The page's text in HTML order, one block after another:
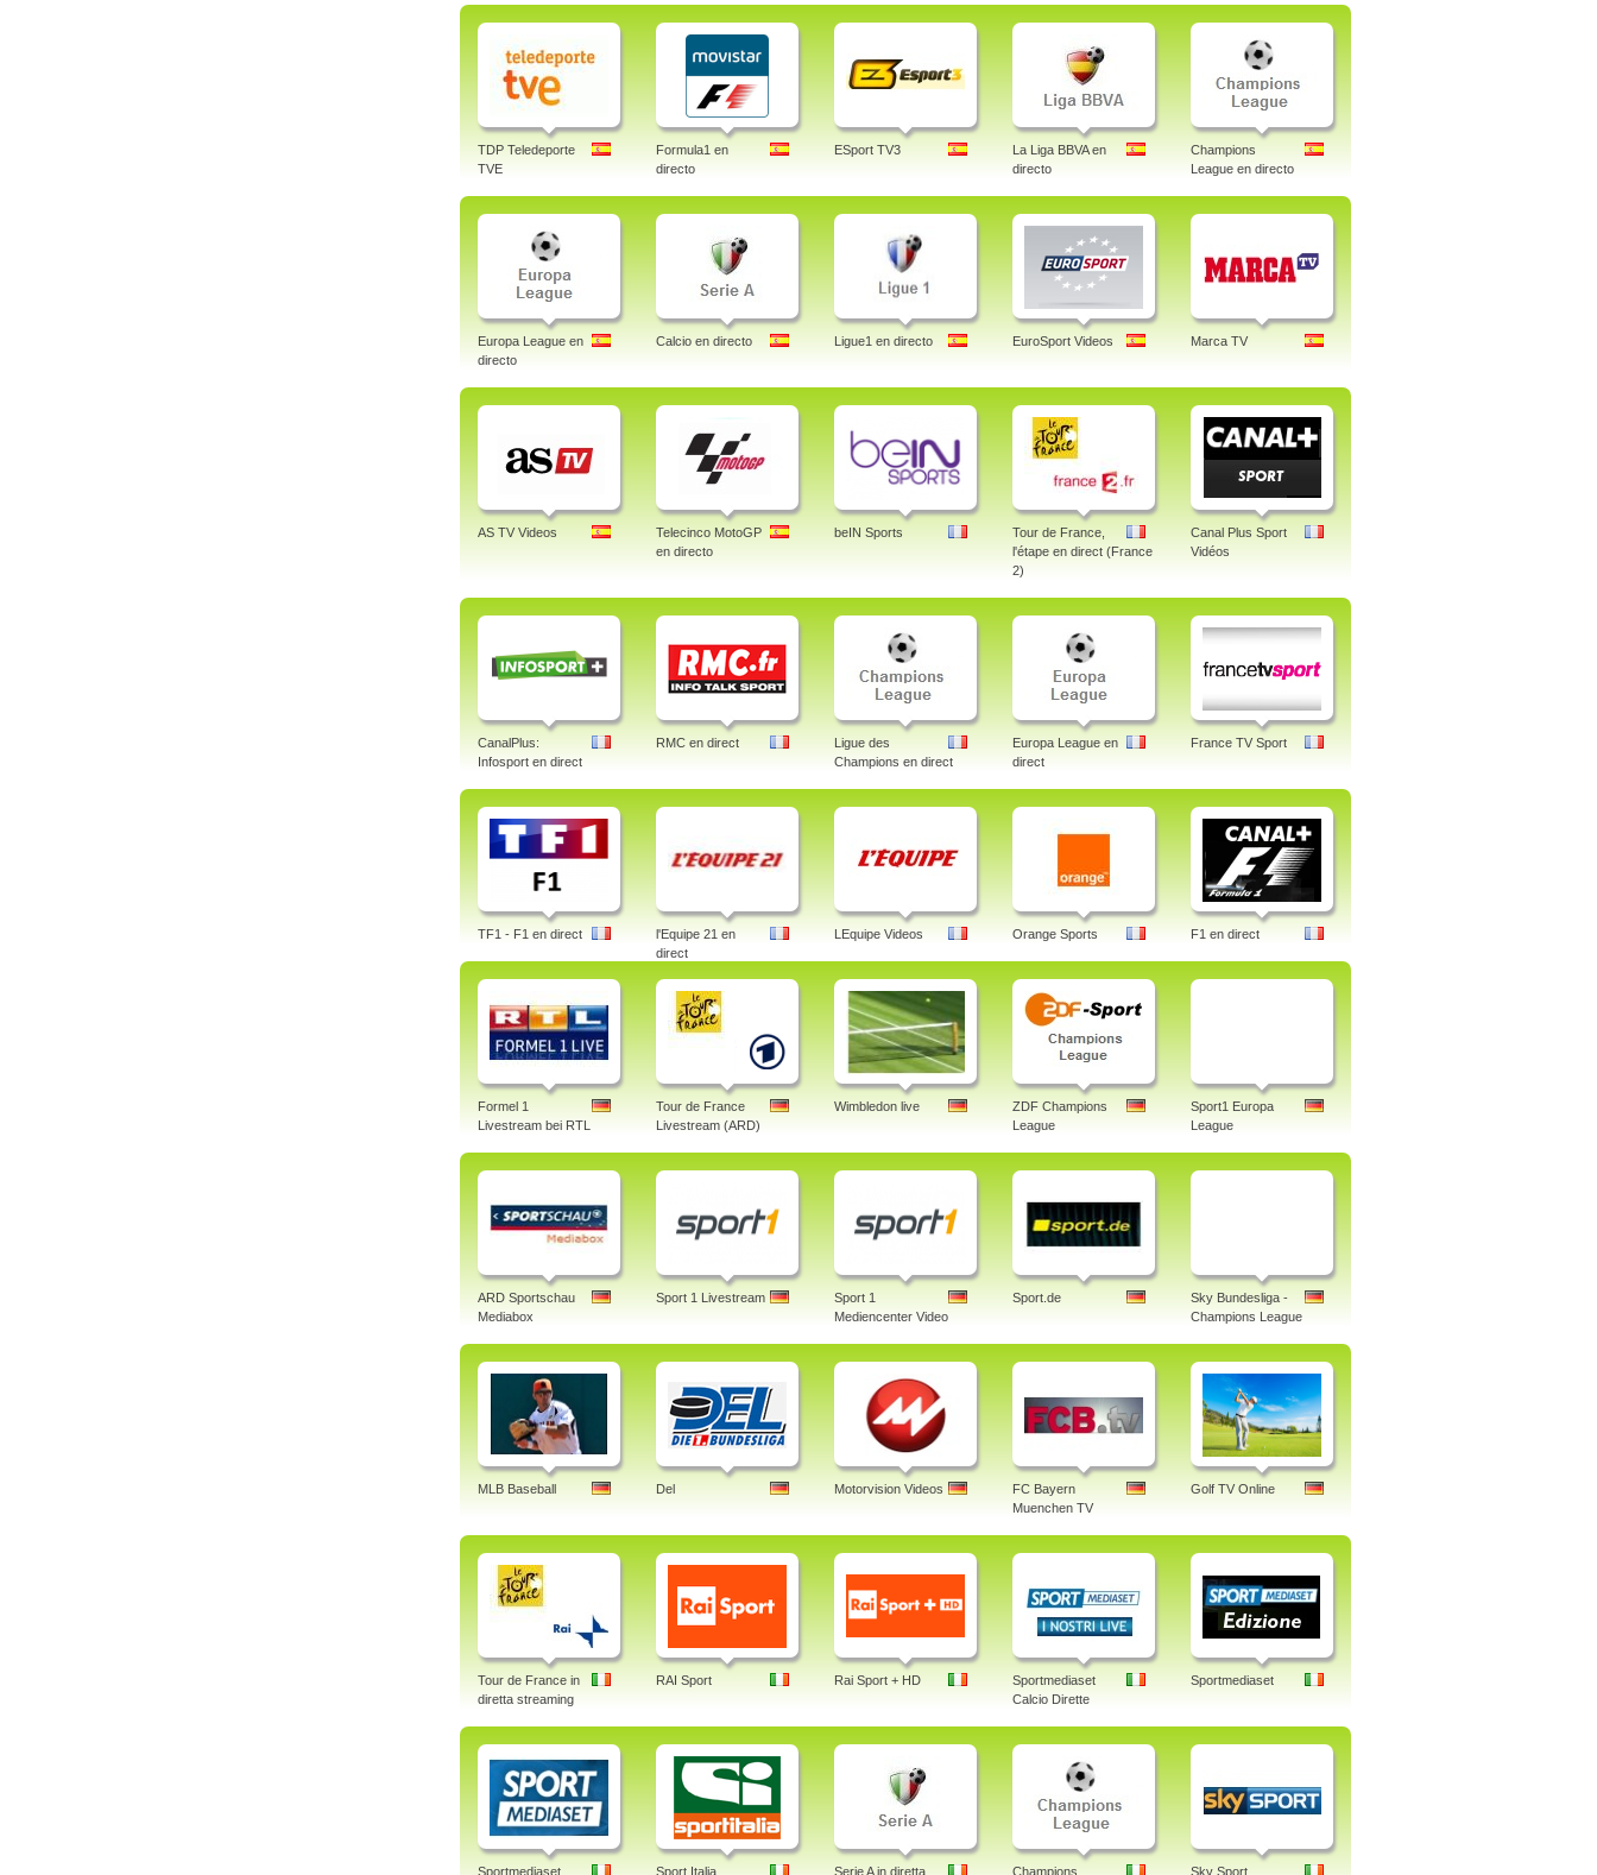
TDP Teledeporte
TVE
Formula1 en
directo
ESport TV3
La Liga BBVA en
directo
Champions
League en directo
Europa League en
directo
Calcio en directo Ligue1 en directo EuroSport Videos Marca TV
AS TV Videos
Telecinco MotoGP
en directo
beIN Sports
Tour de France,
l'étape en direct (France
2)
Canal Plus Sport
Vidéos
CanalPlus:
Infosport en direct
RMC en direct
Ligue des
Champions en direct
Europa League en
direct
France TV Sport
TF1 - F1 en direct
l'Equipe 21 en
direct
LEquipe Videos Orange Sports F1 en direct
Formel 1
Livestream bei RTL
Tour de France
Livestream (ARD)
Wimbledon live
ZDF Champions
League
Sport1 Europa
League
ARD Sportschau
Mediabox
Sport 1 Livestream
Sport 1
Mediencenter Video
Sport.de
Sky Bundesliga -
Champions League
MLB Baseball Del Motorvision Videos
FC Bayern
Muenchen TV
Golf TV Online
Tour de France in
diretta streaming
RAI Sport Rai Sport + HD
Sportmediaset
Calcio Dirette
Sportmediaset
Sportmediaset Sport Italia Serie A in diretta Champions Sky Sport